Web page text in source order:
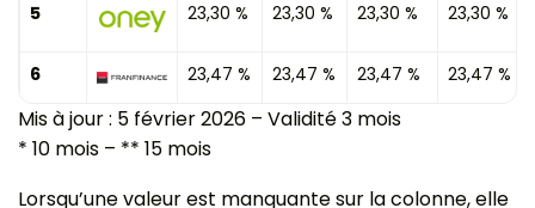
5 23,30 % 23,30 % 23,30 % 23,30 %
6 23,47 % 23,47 % 23,47 % 23,47 %
Mis à jour : 5 février 2026 – Validité 3 mois
* 10 mois – ** 15 mois
Lorsqu’une valeur est manquante sur la colonne, elle